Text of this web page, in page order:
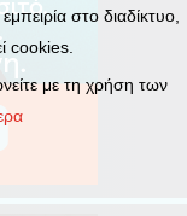
στο διαδίκτυο,
cookies.
με τη χρήση των